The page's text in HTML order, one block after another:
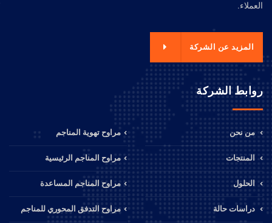
العملاء.
المزيد عن الشركة
روابط الشركة
من نحن
المنتجات
الحلول
دراسات حالة
مراوح تهوية المناجم
مراوح المناجم الرئيسية
مراوح المناجم المساعدة
مراوح التدفق المحوري للمناجم